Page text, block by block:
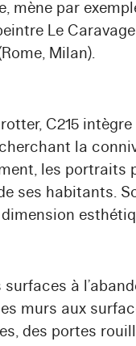
mène par
Le Caravage
Milan).
C215 intègre
la
les portraits
ses habitants.
à
murs aux
des portes